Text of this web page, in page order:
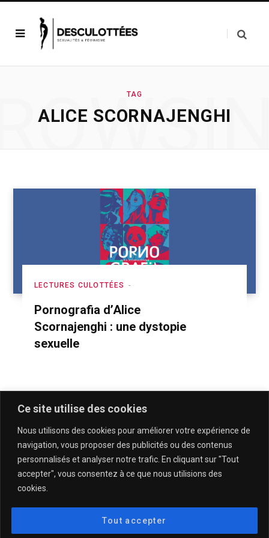
Ce site utilise des cookies
Nous utilisons des cookies pour améliorer votre expérience de
navigation, vous proposer des publicités ou des contenus
personnalisés et analyser notre trafic. En cliquant sur "Tout
accepter", vous consentez à ce que nous utilisions des
cookies.
Tout accepter
TAG
ALICE SCORNAJENGHI
LECTURES CULOTTÉES
Pornografia d’Alice
Scornajenghi : une dystopie
sexuelle